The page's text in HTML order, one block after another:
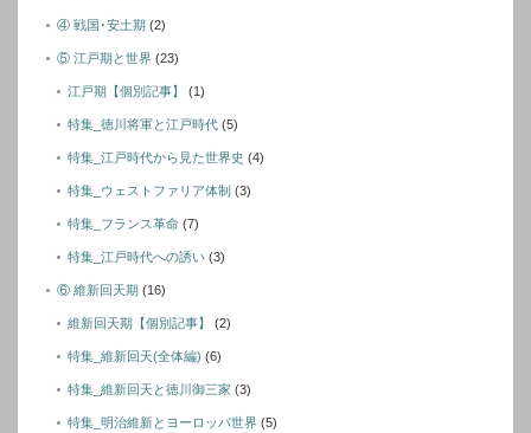
④ 戦国･安土期 (2)
⑤ 江戸期と世界 (23)
江戸期【個別記事】 (1)
特集_徳川将軍と江戸時代 (5)
特集_江戸時代から見た世界史 (4)
特集_ウェストファリア体制 (3)
特集_フランス革命 (7)
特集_江戸時代への誘い (3)
⑥ 維新回天期 (16)
維新回天期【個別記事】 (2)
特集_維新回天(全体編) (6)
特集_維新回天と徳川御三家 (3)
特集_明治維新とヨーロッパ世界 (5)